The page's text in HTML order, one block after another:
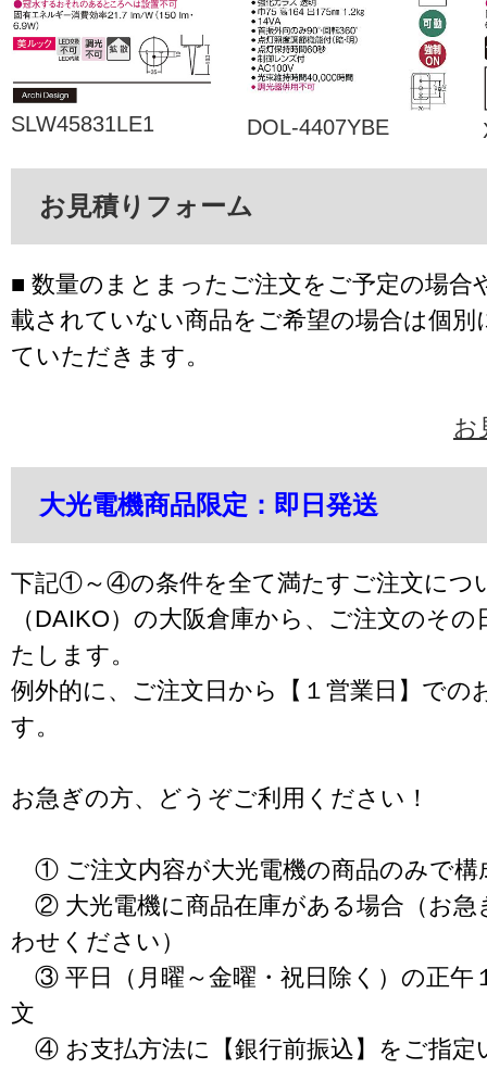
SLW45831LE1 DOL-4407YBE
お見積りフォーム
■ 数量のまとまったご注文をご予定の場合
載されていない商品をご希望の場合は個別
ていただきます。
お
大光電機商品限定：即日発送
下記①～④の条件を全て満たすご注文につ
（DAIKO）の大阪倉庫から、ご注文のそ
たします。
例外的に、ご注文日から【１営業日】での
す。
お急ぎの方、どうぞご利用ください！
① ご注文内容が大光電機の商品のみで構
② 大光電機に商品在庫がある場合（お急
わせください）
③ 平日（月曜～金曜・祝日除く）の正午
文
④ お支払方法に【銀行前振込】をご指定